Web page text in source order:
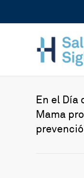
En el Día
Mama